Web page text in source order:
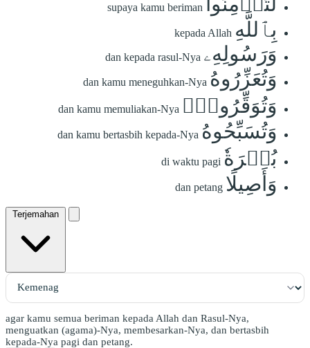
supaya kamu beriman
بِٱللَّهِ kepada Allah
وَرَسُولِهِۦ dan kepada rasul-Nya
وَتُعَزِّرُوهُ dan kamu meneguhkan-Nya
وَتُوَقِّرُوهُۚ dan kamu memuliakan-Nya
وَتُسَبِّحُوهُ dan kamu bertasbih kepada-Nya
بُكۡرَةٗ di waktu pagi
وَأَصِيلًا dan petang
Terjemahan
agar kamu semua beriman kepada Allah dan Rasul-Nya,
menguatkan (agama)-Nya, membesarkan-Nya, dan bertasbih
kepada-Nya pagi dan petang.